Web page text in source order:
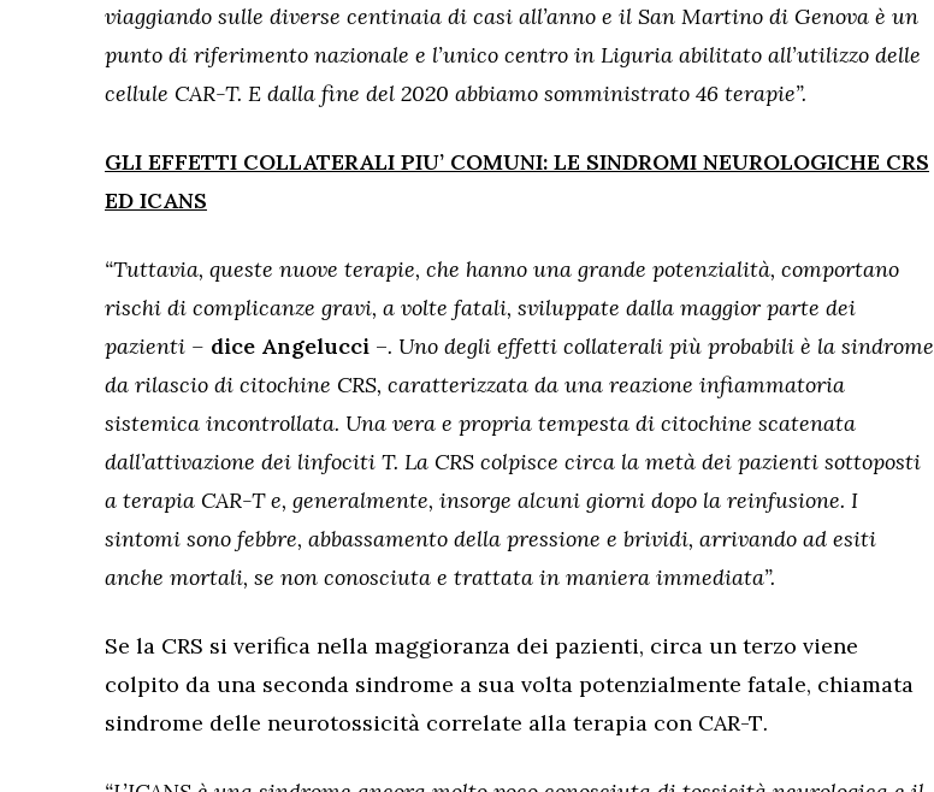
viaggiando sulle diverse centinaia di casi all’anno e il San Martino di Genova è un
punto di riferimento nazionale e l’unico centro in Liguria abilitato all’utilizzo delle
cellule CAR-T. E dalla fine del 2020 abbiamo somministrato 46 terapie”.
GLI EFFETTI COLLATERALI PIU’ COMUNI: LE SINDROMI NEUROLOGICHE CRS
ED ICANS
“Tuttavia, queste nuove terapie, che hanno una grande potenzialità, comportano
rischi di complicanze gravi, a volte fatali, sviluppate dalla maggior parte dei
pazienti – dice Angelucci –. Uno degli effetti collaterali più probabili è la sindrome
da rilascio di citochine CRS, caratterizzata da una reazione infiammatoria
sistemica incontrollata. Una vera e propria tempesta di citochine scatenata
dall’attivazione dei linfociti T. La CRS colpisce circa la metà dei pazienti sottoposti
a terapia CAR-T e, generalmente, insorge alcuni giorni dopo la reinfusione. I
sintomi sono febbre, abbassamento della pressione e brividi, arrivando ad esiti
anche mortali, se non conosciuta e trattata in maniera immediata”.
Se la CRS si verifica nella maggioranza dei pazienti, circa un terzo viene
colpito da una seconda sindrome a sua volta potenzialmente fatale, chiamata
sindrome delle neurotossicità correlate alla terapia con CAR-T.